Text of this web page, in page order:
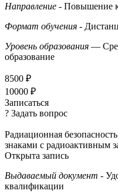
Направление - Повышение
Формат обучения -
Уровень образования —
образование
8500 ₽
10000 ₽
Записаться
? Задать вопрос
Радиационная
знаками с радиоактивным
Открыта запись
Выдаваемый документ -
квалификации